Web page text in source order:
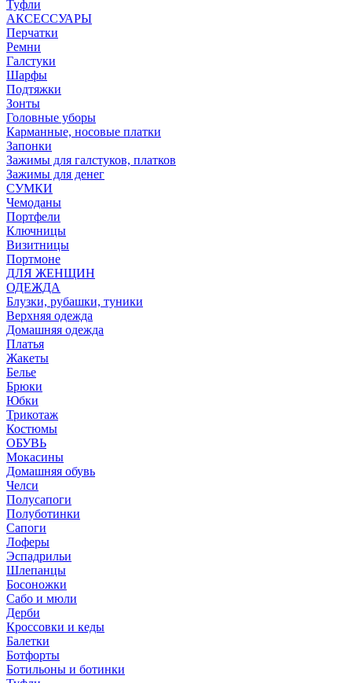
Туфли
АКСЕССУАРЫ
Перчатки
Ремни
Галстуки
Шарфы
Подтяжки
Зонты
Головные уборы
Карманные, носовые платки
Запонки
Зажимы для галстуков, платков
Зажимы для денег
СУМКИ
Чемоданы
Портфели
Ключницы
Визитницы
Портмоне
ДЛЯ ЖЕНЩИН
ОДЕЖДА
Блузки, рубашки, туники
Верхняя одежда
Домашняя одежда
Платья
Жакеты
Белье
Брюки
Юбки
Трикотаж
Костюмы
ОБУВЬ
Мокасины
Домашняя обувь
Челси
Полусапоги
Полуботинки
Сапоги
Лоферы
Эспадрильи
Шлепанцы
Босоножки
Сабо и мюли
Дерби
Кроссовки и кеды
Балетки
Ботфорты
Ботильоны и ботинки